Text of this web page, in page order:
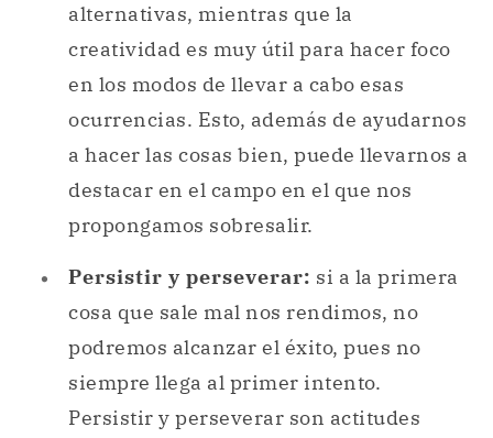
alternativas, mientras que la
creatividad es muy útil para hacer foco
en los modos de llevar a cabo esas
ocurrencias. Esto, además de ayudarnos
a hacer las cosas bien, puede llevarnos a
destacar en el campo en el que nos
propongamos sobresalir.
Persistir y perseverar: si a la primera
cosa que sale mal nos rendimos, no
podremos alcanzar el éxito, pues no
siempre llega al primer intento.
Persistir y perseverar son actitudes